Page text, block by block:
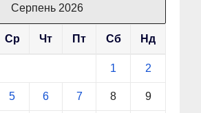
Серпень 2026
Ср Чт Пт Сб Нд
1 2
5 6 7 8 9